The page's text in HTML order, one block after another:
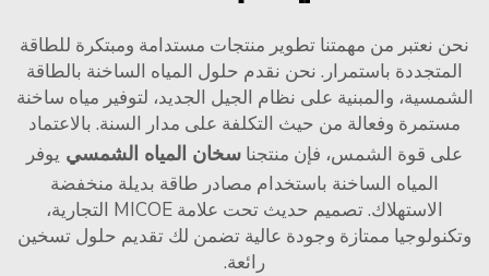
نحن نعتبر من مهمتنا تطوير منتجات مستدامة ومبتكرة للطاقة
المتجددة باستمرار. نحن نقدم حلول المياه الساخنة بالطاقة
الشمسية، والمبنية على نظام الجيل الجديد، لتوفير مياه ساخنة
مستمرة وفعالة من حيث التكلفة على مدار السنة. بالاعتماد
على قوة الشمس، فإن منتجنا سخان المياه الشمسي يوفر
المياه الساخنة باستخدام مصادر طاقة بديلة منخفضة
الاستهلاك. تصميم حديث تحت علامة MICOE التجارية،
وتكنولوجيا ممتازة وجودة عالية تضمن لك تقديم حلول تسخين
رائعة.